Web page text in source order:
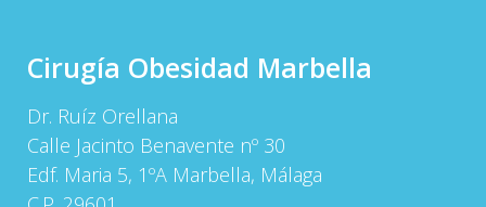
Cirugía Obesidad Marbella
Dr. Ruíz Orellana
Calle Jacinto Benavente nº 30
Edf. Maria 5, 1ºA Marbella, Málaga